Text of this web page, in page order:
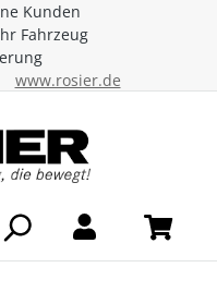
Kunden
Fahrzeug
www.rosier.de